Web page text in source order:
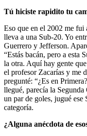
Tú hiciste rapidito tu
Eso que en el 2002 me fui
lleva a una Sub-20. Yo
Guerrero y Jefferson.
“Estás bacán, pero a esta
la otra. Aquí hay gente
el profesor Zacarías y me
pregunté: “¿Es en
llegué, parecía la
un par de goles, jugué ese
categoría.
¿Alguna anécdota de